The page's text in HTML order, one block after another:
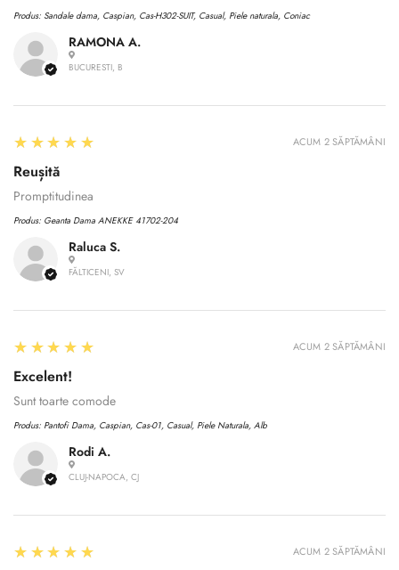
RAMONA A.
BUCURESTI, B
Produs: Sandale dama, Caspian, Cas-H302-SUIT, Casual, Piele naturala, Coniac
Raluca S.
FĂLTICENI, SV
5
★★★★★
Reușită
Promptitudinea
Produs: Geanta Dama ANEKKE 41702-204
ACUM 2 SĂPTĂMÂNI
Rodi A.
CLUJ-NAPOCA, CJ
5
★★★★★
Excelent!
Sunt toarte comode
Produs: Pantofi Dama, Caspian, Cas-01, Casual, Piele Naturala, Alb
ACUM 2 SĂPTĂMÂNI
5
★★★★★ ACUM 2 SĂPTĂMÂNI
Confirm your age
Are you 18 years old or older?